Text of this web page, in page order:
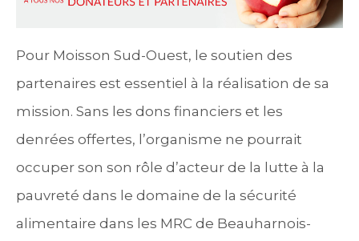
Pour Moisson Sud-Ouest, le soutien des
partenaires est essentiel à la réalisation de sa
mission. Sans les dons financiers et les
denrées offertes, l’organisme ne pourrait
occuper son son rôle d’acteur de la lutte à la
pauvreté dans le domaine de la sécurité
alimentaire dans les MRC de Beauharnois-